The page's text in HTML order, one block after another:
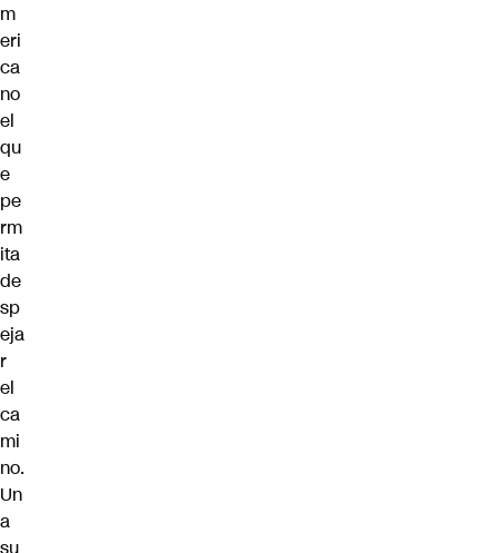
m
eri
ca
no
el
qu
e
pe
rm
ita
de
sp
eja
r
el
ca
mi
no.
Un
a
su